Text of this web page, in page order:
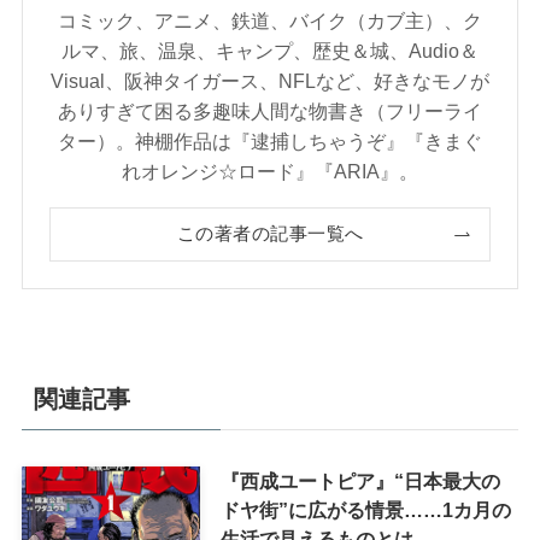
コミック、アニメ、鉄道、バイク（カブ主）、ク
ルマ、旅、温泉、キャンプ、歴史＆城、Audio＆
Visual、阪神タイガース、NFLなど、好きなモノが
ありすぎて困る多趣味人間な物書き（フリーライ
ター）。神棚作品は『逮捕しちゃうぞ』『きまぐ
れオレンジ☆ロード』『ARIA』。
この著者の記事一覧へ
関連記事
『西成ユートピア』“日本最大の
ドヤ街”に広がる情景……1カ月の